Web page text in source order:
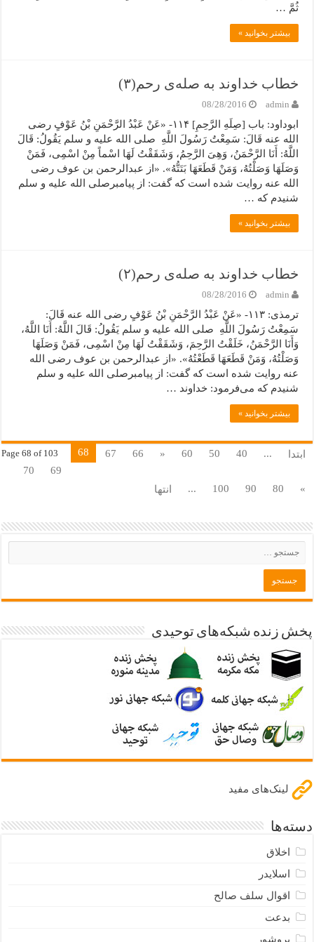
ثُمَّ …
بیشتر بخوانید »
خطاب خداوند به صله‌ی رحم(۳)
admin
08/28/2016
ابوداود: باب [صِلَهِ الرَّحِمِ] ۱۱۴- «عَنْ عَبْدُ الرَّحْمَنِ بْنُ عَوْفٍ رضی
الله عنه قَالَ: سَمِعْتُ رَسُولَ اللَّهِ صلی الله علیه و سلم یَقُولُ: قَالَ
اللَّهُ: أَنَا الرَّحْمَنُ، وَهِیَ الرَّحِمُ، وَشَقَقْتُ لَهَا اسْماً مِنْ اسْمِی، فَمَنْ
وَصَلَهَا وَصَلْتُهُ، وَمَنْ قَطَعَهَا بَتَتُّهُ». «از عبدالرحمن بن عوف رضی
الله عنه روایت شده است که گفت: از پیامبرصلی الله علیه و سلم
شنیدم که …
بیشتر بخوانید »
خطاب خداوند به صله‌ی رحم(۲)
admin
08/28/2016
ترمذی: ۱۱۳- «عَنْ عَبْدُ الرَّحْمَنِ بْنُ عَوْفٍ رضی الله عنه قَالَ:
سَمِعْتُ رَسُولَ اللَّهِ صلی الله علیه و سلم یَقُولُ: قَالَ اللَّهُ: أَنَا اللَّهُ،
وَأَنَا الرَّحْمَنُ، خَلَقْتُ الرَّحِمَ، وَشَقَقْتُ لَهَا مِنْ اسْمِی، فَمَنْ وَصَلَهَا
وَصَلْتُهُ، وَمَنْ قَطَعَهَا قَطَعْتُهُ». «از عبدالرحمن بن عوف رضی الله
عنه روایت شده است که گفت: از پیامبرصلی الله علیه و سلم
شنیدم که می‌فرمود: خداوند …
بیشتر بخوانید »
Page 68 of 103 ابتدا ...
40
50
60
«
66
67
68
69
70
»
80
90
100
... انتها
پخش زنده شبکه‌های توحیدی
لینک‌های مفید
دسته‌ها
اخلاق
اسلایدر
اقوال سلف صالح
بدعت
بروشور